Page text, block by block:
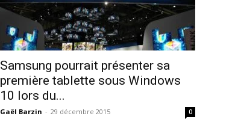
Samsung pourrait présenter sa
première tablette sous Windows
10 lors du...
Gaël Barzin - 29 décembre 2015 0